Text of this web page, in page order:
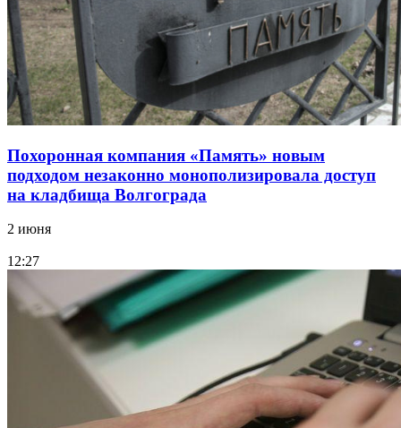
Похоронная компания «Память» новым
подходом незаконно монополизировала доступ
на кладбища Волгограда
2 июня
12:27